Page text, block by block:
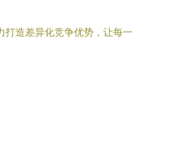
打造差异化竞争优势，让每一